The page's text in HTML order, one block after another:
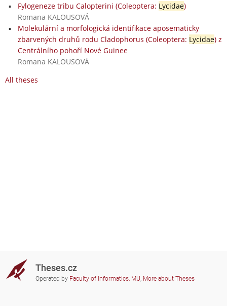
Fylogeneze tribu Calopterini (Coleoptera: Lycidae)
Romana KALOUSOVÁ
Molekulární a morfologická identifikace aposematicky
zbarvených druhů rodu Cladophorus (Coleoptera: Lycidae) z
Centrálního pohoří Nové Guinee
Romana KALOUSOVÁ
All theses
Theses.cz
Operated by Faculty of Informatics, MU, More about Theses